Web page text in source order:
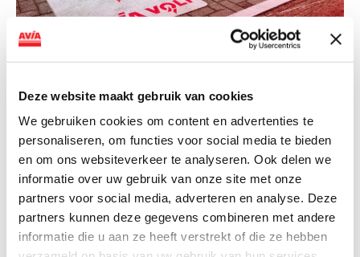
Deze website maakt gebruik van cookies
We gebruiken cookies om content en advertenties te
personaliseren, om functies voor social media te bieden
en om ons websiteverkeer te analyseren. Ook delen we
informatie over uw gebruik van onze site met onze
partners voor social media, adverteren en analyse. Deze
partners kunnen deze gegevens combineren met andere
informatie die u aan ze heeft verstrekt of die ze hebben
landelijke uitrol van DC-
snellaadinfrastructuur
AVIA VOLT en Fletcher Hotels starten landelijke uitrol
van DC-snellaadinfrastructuur AVIA VOLT en...
Lees verder